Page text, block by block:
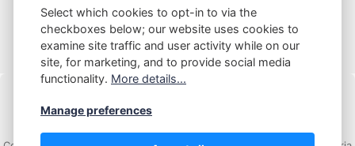
junho 13, 2024
Select which cookies to opt-in to via the
checkboxes below; our website uses cookies to
examine site traffic and user activity while on our
site, for marketing, and to provide social media
functionality. More details...
Manage preferences